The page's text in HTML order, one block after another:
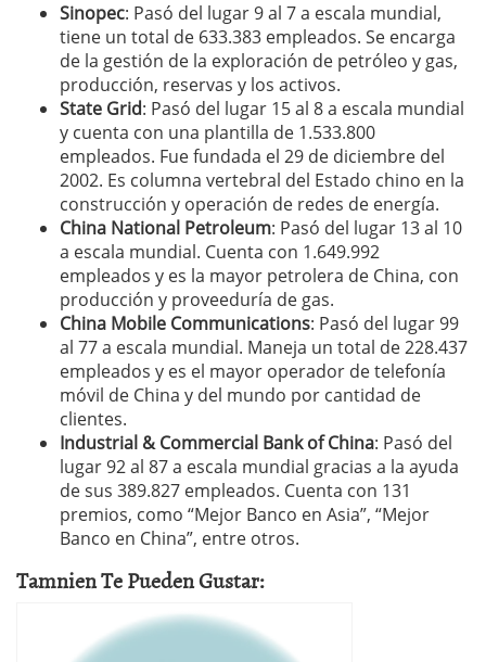
Sinopec: Pasó del lugar 9 al 7 a escala mundial,
tiene un total de 633.383 empleados. Se encarga
de la gestión de la exploración de petróleo y gas,
producción, reservas y los activos.
State Grid: Pasó del lugar 15 al 8 a escala mundial
y cuenta con una plantilla de 1.533.800
empleados. Fue fundada el 29 de diciembre del
2002. Es columna vertebral del Estado chino en la
construcción y operación de redes de energía.
China National Petroleum: Pasó del lugar 13 al 10
a escala mundial. Cuenta con 1.649.992
empleados y es la mayor petrolera de China, con
producción y proveeduría de gas.
China Mobile Communications: Pasó del lugar 99
al 77 a escala mundial. Maneja un total de 228.437
empleados y es el mayor operador de telefonía
móvil de China y del mundo por cantidad de
clientes.
Industrial & Commercial Bank of China: Pasó del
lugar 92 al 87 a escala mundial gracias a la ayuda
de sus 389.827 empleados. Cuenta con 131
premios, como “Mejor Banco en Asia”, “Mejor
Banco en China”, entre otros.
Tamnien Te Pueden Gustar: